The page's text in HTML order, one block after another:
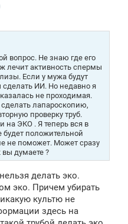
вопрос. Не знаю где его
лечит активность спермы
Если у мужа будут
ИИ. Но недавно я
не проходимая.
лапароскопию,
проверку труб.
на ЭКО . Я теперь вся в
будет положительной
не поможет. Может сразу
думаете ?
делать эко.
эко. Причем убирать
культю не
здесь на